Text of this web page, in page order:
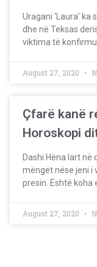
Uragani ‘Laura’
dhe në Teksas
viktima të
August 27, 2020
Çfarë kanë
Horoskopi
Dashi Hëna lart në
mëngët nëse jeni i
presin. Është koha
August 27, 2020